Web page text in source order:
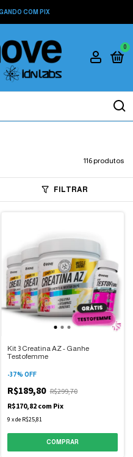
COM PIX
0
116 produtos
FILTRAR
Kit 3 Creatina AZ - Ganhe
Testofemme
-37% OFF
R$189,80 R$299,70
R$170,82 com Pix
9 xde R$25,81